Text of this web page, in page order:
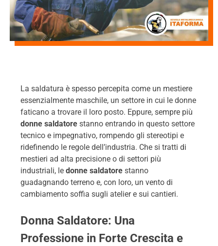
La saldatura è spesso percepita come un mestiere
essenzialmente maschile, un settore in cui le donne
faticano a trovare il loro posto. Eppure, sempre più
donne saldatore stanno entrando in questo settore
tecnico e impegnativo, rompendo gli stereotipi e
ridefinendo le regole dell’industria. Che si tratti di
mestieri ad alta precisione o di settori più
industriali, ledonne saldatore stanno
guadagnando terreno e, con loro, un vento di
cambiamento soffia sugli atelier e sui cantieri.
Donna Saldatore: Una
Professione in Forte Crescita e